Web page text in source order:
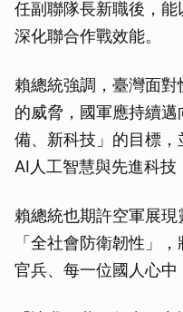
任副聯隊長新職後，能
深化聯合作戰效能。
賴總統強調，臺灣面
的威脅，國軍應持續
備、新科技」的目標
AI人工智慧與先進科技
賴總統也期許空軍展
「全社會防衛韌性」
官兵、每一位國人心中